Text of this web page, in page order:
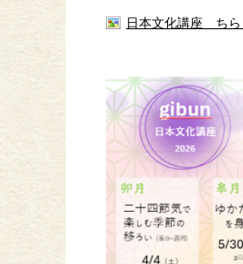
日本文化講座 ち